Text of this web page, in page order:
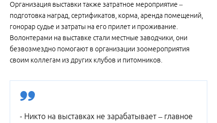
Организация выставки также затратное мероприятие –
подготовка наград, сертификатов, корма, аренда помещений,
гонорар судье и затраты на его прилет и проживание.
Волонтерами на выставке стали местные заводчики, они
безвозмездно помогают в организации зоомероприятия
своим коллегам из других клубов и питомников.
- Никто на выставках не зарабатывает – главное